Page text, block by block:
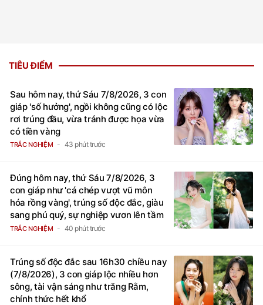
TIÊU ĐIỂM
Sau hôm nay, thứ Sáu 7/8/2026, 3 con
giáp 'số hưởng', ngồi không cũng có lộc
rơi trúng đầu, vừa tránh được họa vừa
có tiền vàng
TRẮC NGHIỆM 43 phút trước
Đúng hôm nay, thứ Sáu 7/8/2026, 3
con giáp như 'cá chép vượt vũ môn
hóa rồng vàng', trúng số độc đắc, giàu
sang phú quý, sự nghiệp vươn lên tầm
cao mới
TRẮC NGHIỆM 40 phút trước
Trúng số độc đắc sau 16h30 chiều nay
(7/8/2026), 3 con giáp lộc nhiều hơn
sông, tài vận sáng như trăng Rằm,
chính thức hết khổ